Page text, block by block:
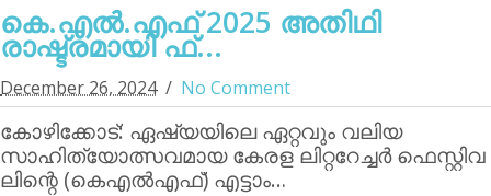
കെ.എല്‍.എഫ് 2025 അതിഥി
രാഷ്ട്രമായി ഫ്...
December 26, 2024 No Comment
കോഴിക്കോട്: ഏഷ്യയിലെ ഏറ്റവും വലിയ
സാഹിത്യോത്സവമായ കേരള ലിറ്ററേച്ചര്‍ ഫെസ്റ്റിവ
ലിന്റെ (കെഎല്‍എഫ്) എട്ടാം…